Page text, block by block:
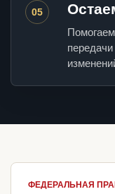
05
ФЕДЕРАЛЬНАЯ